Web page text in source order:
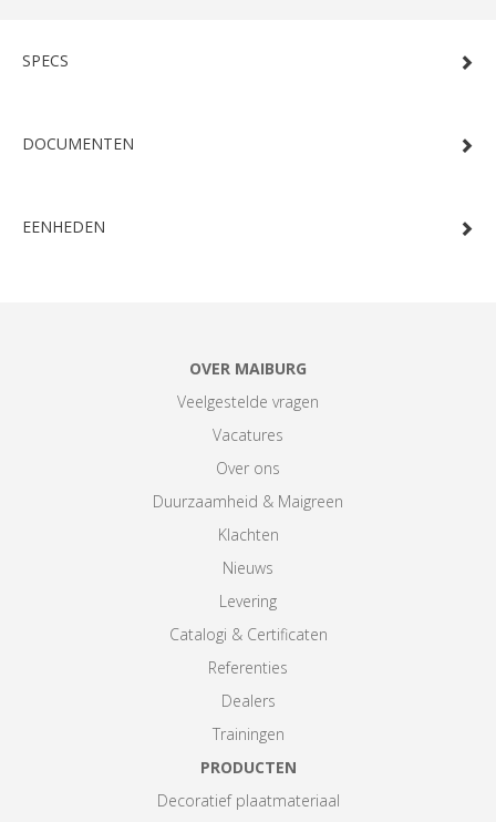
SPECS
DOCUMENTEN
EENHEDEN
OVER MAIBURG
Veelgestelde vragen
Vacatures
Over ons
Duurzaamheid & Maigreen
Klachten
Nieuws
Levering
Catalogi & Certificaten
Referenties
Dealers
Trainingen
PRODUCTEN
Decoratief plaatmateriaal